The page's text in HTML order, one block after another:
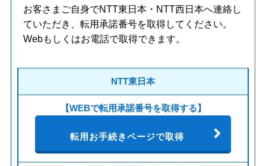
お客さまご自身でNTT東日本・NTT西日本へ連絡し
ていただき、転用承諾番号を取得してください。
Webもしくはお電話で取得できます。
NTT東日本
【WEBで転用承諾番号を取得する】
転用お手続きページで取得